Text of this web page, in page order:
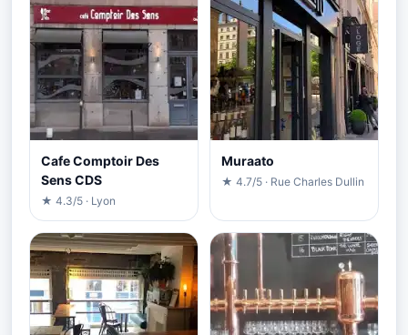
Cafe Comptoir Des
Sens CDS
★ 4.3/5 · Lyon
Muraato
★ 4.7/5 · Rue Charles Dullin